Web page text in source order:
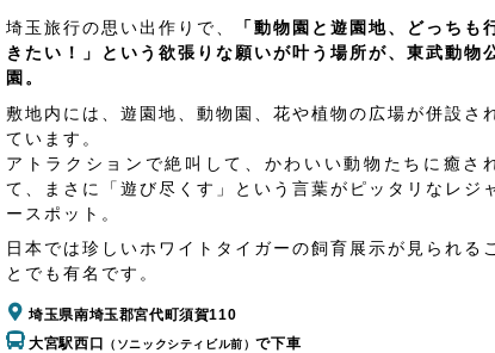
埼玉旅行の思い出作りで、
「動物園と遊園地、どっちも
きたい！」という欲張りな願いが叶う場所が、東武動物
園。
敷地内には、遊園地、動物園、花や植物の広場が併設さ
ています。
アトラクションで絶叫して、かわいい動物たちに癒さ
て、まさに「遊び尽くす」という言葉がピッタリなレジ
ースポット。
日本では珍しいホワイトタイガーの飼育展示が見られる
とでも有名です。
埼玉県南埼玉郡宮代町須賀110
大宮駅西口
（ソニックシティビル前）で下車